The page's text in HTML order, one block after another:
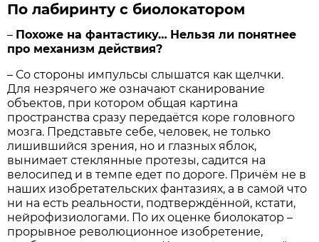
По лабиринту с биолокатором
– Похоже на фантастику… Нельзя ли понятнее
про механизм действия?
– Со стороны импульсы слышатся как щелчки.
Для незрячего же означают сканирование
объектов, при котором общая картина
пространства сразу передаётся коре головного
мозга. Представьте себе, человек, не только
лишившийся зрения, но и глазных яблок,
вынимает стеклянные протезы, садится на
велосипед и в темпе едет по дороге. Причём не в
наших изобретательских фантазиях, а в самой что
ни на есть реальности, подтверждённой, кстати,
нейрофизиологами. По их оценке биолокатор –
прорывное революционное изобретение,